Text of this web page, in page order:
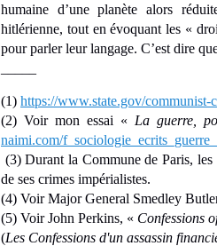
humaine d’une planète alors
hitlérienne, tout en évoquant les «
pour parler leur langage. C’est dire
(1) https://www.state.gov/
(2) Voir mon essai « La guerre,
naimi.com/
(3) Durant la Commune de Paris,
de ses crimes impérialistes.
(4) Voir Major General Smedley
(5) Voir John Perkins, « Confessions
(Les Confessions d'un assassin